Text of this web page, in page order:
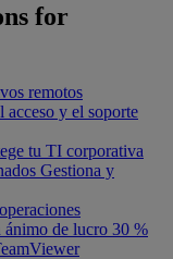
for
remotos
acceso y el soporte
tu TI corporativa
Gestiona y
ánimo de lucro 30 %